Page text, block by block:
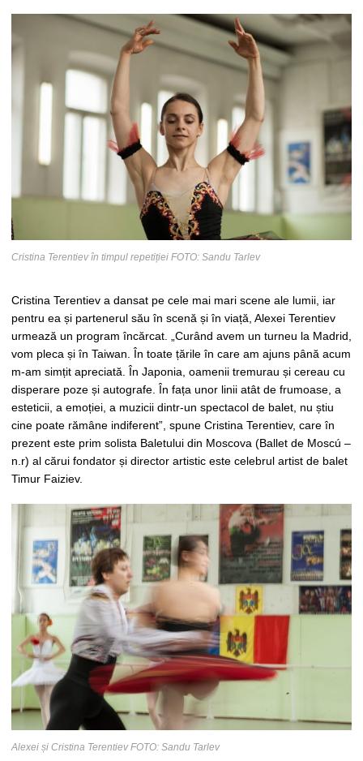
Cristina Terentiev în timpul repetiției FOTO: Sandu Tarlev
Cristina Terentiev a dansat pe cele mai mari scene ale lumii, iar
pentru ea și partenerul său în scenă și în viață, Alexei Terentiev
urmează un program încărcat. „Curând avem un turneu la Madrid,
vom pleca și în Taiwan. În toate țările în care am ajuns până acum
m-am simțit apreciată. În Japonia, oamenii tremurau și cereau cu
disperare poze și autografe. În fața unor linii atât de frumoase, a
esteticii, a emoției, a muzicii dintr-un spectacol de balet, nu știu
cine poate rămâne indiferent”, spune Cristina Terentiev, care în
prezent este prim solista Baletului din Moscova (Ballet de Moscú –
n.r) al cărui fondator și director artistic este celebrul artist de balet
Timur Faiziev.
Alexei și Cristina Terentiev FOTO: Sandu Tarlev